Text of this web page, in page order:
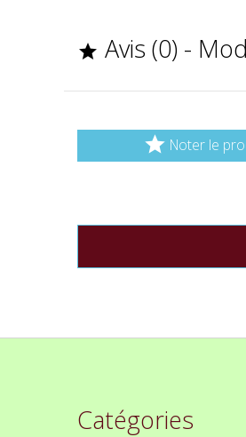
 Avis (0) -
 Noter le
Catégories